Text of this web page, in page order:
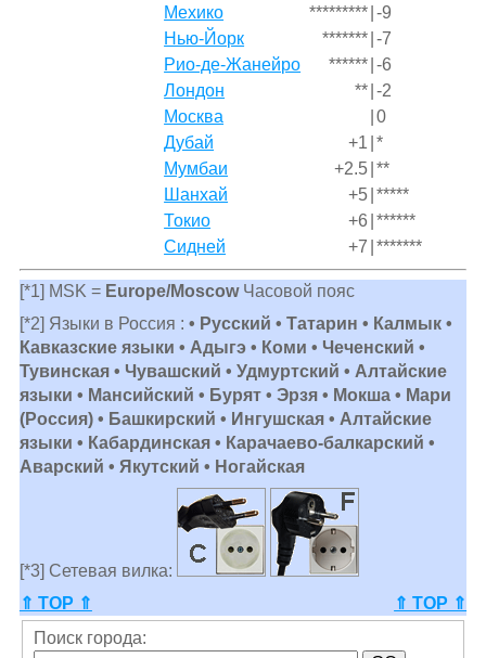
Мехико
********* -9
Нью-Йорк
******* -7
Рио-де-Жанейро
****** -6
Лондон
** -2
Москва
0
Дубай
+1 *
Мумбаи
+2.5 **
Шанхай
+5 *****
Токио
+6 ******
Сидней
+7 *******
[*1] MSK = Europe/MoscowЧасовой пояс
[*2] Языки в Россия : • Русский • Татарин • Калмык •
Кавказские языки • Адыгэ • Коми • Чеченский •
Тувинская • Чувашский • Удмуртский • Алтайские
языки • Мансийский • Бурят • Эрзя • Мокша • Мари
(Россия) • Башкирский • Ингушская • Алтайские
языки • Кабардинская • Карачаево-балкарский •
Аварский • Якутский • Ногайская
[*3] Сетевая вилка:
⇑ TOP ⇑
⇑ TOP ⇑
Поиск города: